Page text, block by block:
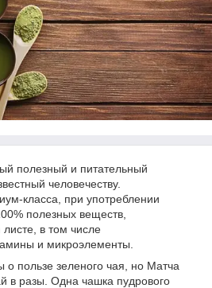
полезный и питательный
человечеству.
класса, при употреблении
полезных веществ,
в том числе
и микроэлементы.
пользе зеленого чая, но Матча
в разы. Одна чашка пудрового